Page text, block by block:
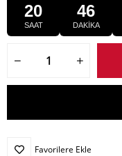
20
SAAT
46
DAKİKA
Favorilere Ekle